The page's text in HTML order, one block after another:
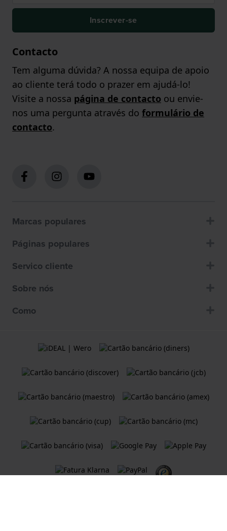
Inscrever-se
Contacto
Tem alguma dúvida? A nossa equipa de apoio
ao cliente terá todo o prazer em ajudá-lo!
Visite a nossa página de contacto ou envie-
nos uma pergunta através do formulário de
contacto.
Marcas populares
Páginas populares
Servico cliente
Sobre nós
Como